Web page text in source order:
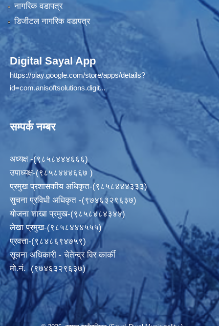
नागरिक वडापत्र
डिजीटल नागरिक वडापत्र
Digital Sayal App
https://play.google.com/store/apps/details?
id=com.anisoftsolutions.digit...
सम्पर्क नम्बर
अध्यक्ष -(९८५८४४४६६६)
उपाध्यक्ष-(९८५८४४४६६७ )
प्रमुख प्रशासकीय अधिकृत-(९८५८४४४३३३)
सुचना प्रविधी अधिकृत -(९७४६३२९६३७)
योजना शाखा प्रमुख-(९८५८४८४३४४)
लेखा प्रमुख-(९८५८४४४५५५)
प्रवत्ता-(९८४८६९४७५९)
सूचना अधिकारी - चेतेन्द्र विर कार्की
मो.नं. (९७४६३२९६३७)